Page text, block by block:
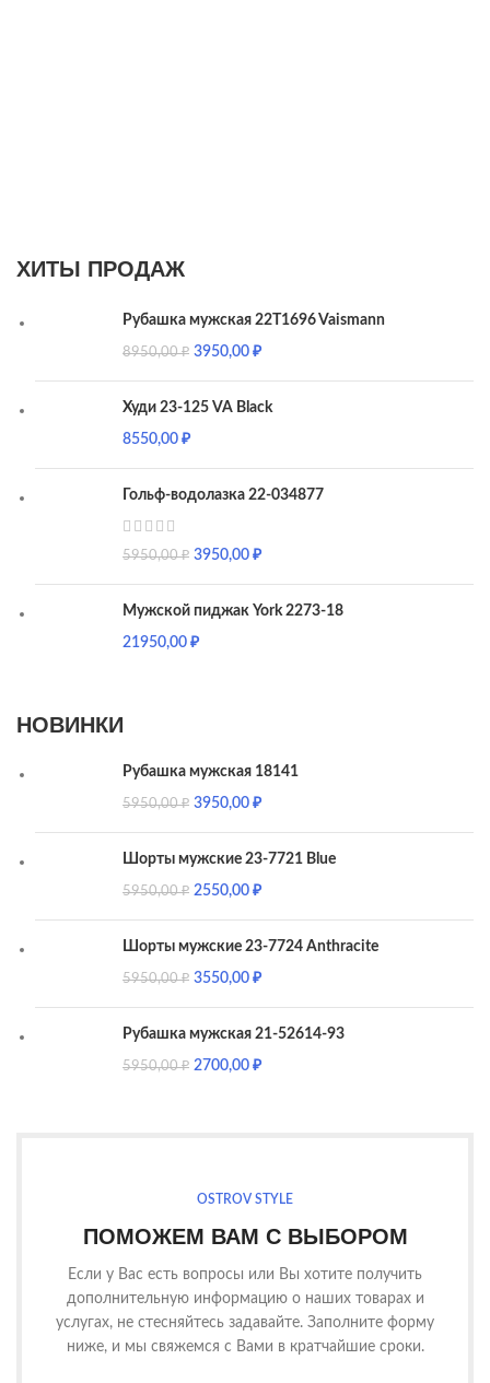
ХИТЫ ПРОДАЖ
Рубашка мужская 22T1696 Vaismann
8950,00₽ 3950,00₽
Худи 23-125 VA Black
8550,00₽
Гольф-водолазка 22-034877
5950,00₽ 3950,00₽
Мужской пиджак York 2273-18
21950,00₽
НОВИНКИ
Рубашка мужская 18141
5950,00₽ 3950,00₽
Шорты мужские 23-7721 Blue
5950,00₽ 2550,00₽
Шорты мужские 23-7724 Anthracite
5950,00₽ 3550,00₽
Рубашка мужская 21-52614-93
5950,00₽ 2700,00₽
OSTROV STYLE
ПОМОЖЕМ ВАМ С ВЫБОРОМ
Если у Вас есть вопросы или Вы хотите получить
дополнительную информацию о наших товарах и
услугах, не стесняйтесь задавайте. Заполните форму
ниже, и мы свяжемся с Вами в кратчайшие сроки.